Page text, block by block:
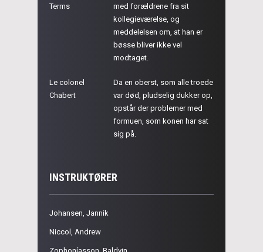
Terms
med forældrene fra sit
kollegieværelse, og
meddelelsen om, at han er
bøsse bliver ikke vel
modtaget.
Le colonel
Chabert
Da en oberst, som alle troede
var død, pludselig dukker op,
opstår der problemer med
formuen, som konen har sat
sig på.
INSTRUKTØRER
Johansen, Jannik
Niccol, Andrew